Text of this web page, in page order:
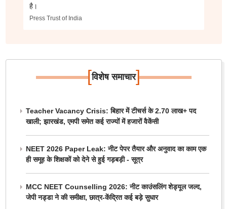
है।
Press Trust of India
[विशेष समाचार]
Teacher Vacancy Crisis: बिहार में टीचर्स के 2.70 लाख+ पद
खाली; झारखंड, एमपी समेत कई राज्यों में हजारों वैकेंसी
NEET 2026 Paper Leak: नीट पेपर तैयार और अनुवाद का काम एक
ही समूह के शिक्षकों को देने से हुई गड़बड़ी - सूत्र
MCC NEET Counselling 2026: नीट काउंसलिंग शेड्यूल जल्द,
जेपी नड्डा ने की समीक्षा, छात्र-केंद्रित कई बड़े सुधार